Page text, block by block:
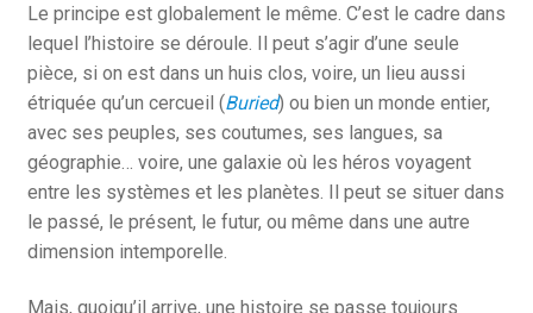
Le principe est globalement le même. C’est le cadre dans
lequel l’histoire se déroule. Il peut s’agir d’une seule
pièce, si on est dans un huis clos, voire, un lieu aussi
étriquée qu’un cercueil (Buried) ou bien un monde entier,
avec ses peuples, ses coutumes, ses langues, sa
géographie… voire, une galaxie où les héros voyagent
entre les systèmes et les planètes. Il peut se situer dans
le passé, le présent, le futur, ou même dans une autre
dimension intemporelle.
Mais, quoiqu’il arrive, une histoire se passe toujours